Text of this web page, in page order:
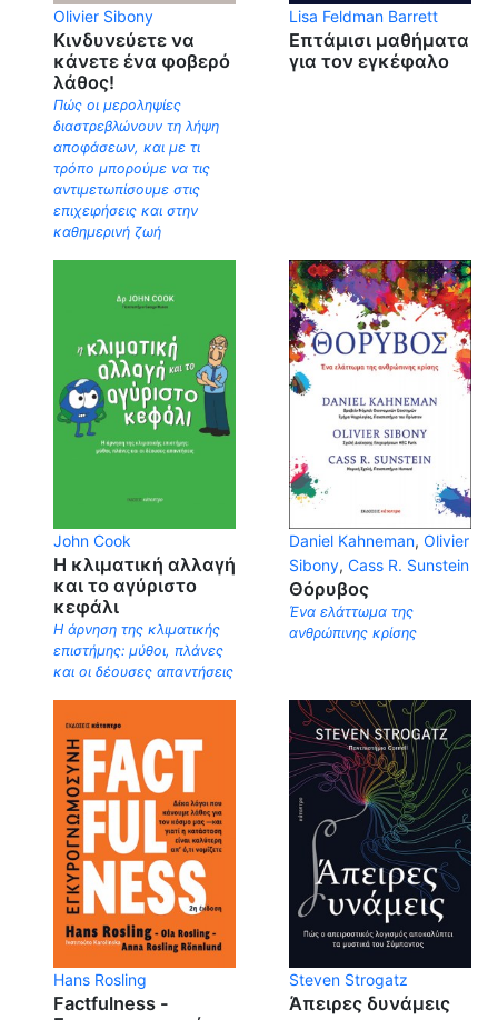
Olivier Sibony
Κινδυνεύετε να
κάνετε ένα φοβερό
λάθος!
Πώς οι μεροληψίες
διαστρεβλώνουν τη λήψη
αποφάσεων, και με τι
τρόπο μπορούμε να τις
αντιμετωπίσουμε στις
επιχειρήσεις και στην
καθημερινή ζωή
Lisa Feldman Barrett
Επτάμισι μαθήματα
για τον εγκέφαλο
John Cook
Η κλιματική αλλαγή
και το αγύριστο
κεφάλι
Η άρνηση της κλιματικής
επιστήμης: μύθοι, πλάνες
και οι δέουσες απαντήσεις
Daniel Kahneman, Olivier
Sibony, Cass R. Sunstein
Θόρυβος
Ένα ελάττωμα της
ανθρώπινης κρίσης
Hans Rosling
Factfulness -
Steven Strogatz
Άπειρες δυνάμεις